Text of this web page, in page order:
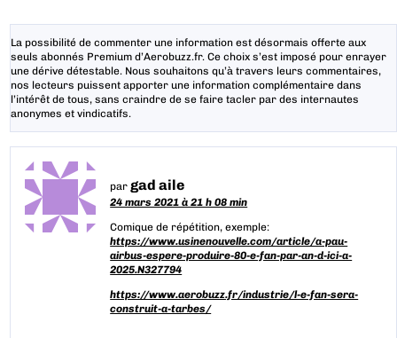
La possibilité de commenter une information est désormais offerte aux
seuls abonnés Premium d’Aerobuzz.fr. Ce choix s’est imposé pour enrayer
une dérive détestable. Nous souhaitons qu’à travers leurs commentaires,
nos lecteurs puissent apporter une information complémentaire dans
l’intérêt de tous, sans craindre de se faire tacler par des internautes
anonymes et vindicatifs.
pargad aile
24 mars 2021 à 21 h 08 min
Comique de répétition, exemple:
https://www.usinenouvelle.com/article/a-pau-
airbus-espere-produire-80-e-fan-par-an-d-ici-a-
2025.N327794
https://www.aerobuzz.fr/industrie/l-e-fan-sera-
construit-a-tarbes/